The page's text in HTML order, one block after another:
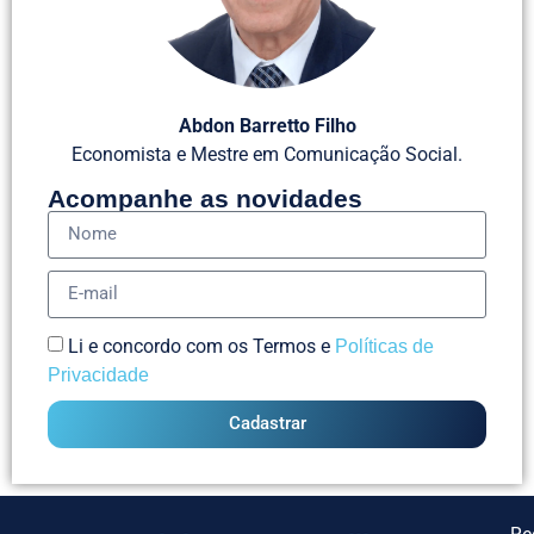
Abdon Barretto Filho
Economista e Mestre em Comunicação Social.
Acompanhe as novidades
Li e concordo com os Termos e Políticas de
Privacidade
Cadastrar